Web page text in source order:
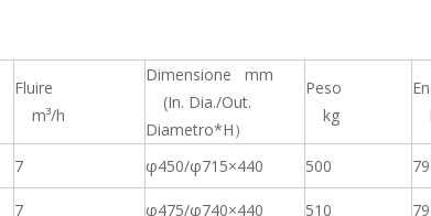
Fluire
m³/h
Dimensione mm
(In. Dia./Out.
Diametro*H）
Peso
kg
7 φ450/φ715×440 500 79
7 φ475/φ740×440 510 79